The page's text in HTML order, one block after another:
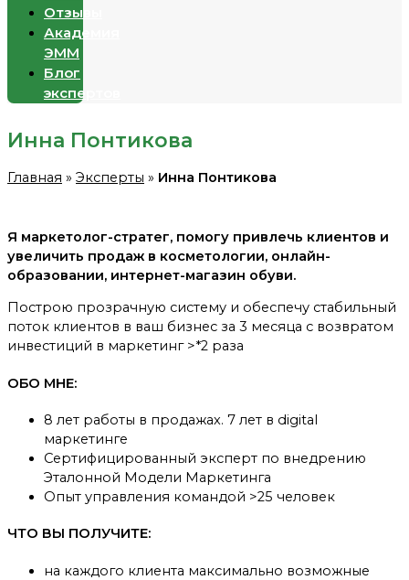
Отзывы
Академия
ЭММ
Блог
экспертов
Инна Понтикова
Главная » Эксперты » Инна Понтикова
Я маркетолог-стратег, помогу привлечь клиентов и
увеличить продаж в косметологии, онлайн-
образовании, интернет-магазин обуви.
Построю прозрачную систему и обеспечу стабильный
поток клиентов в ваш бизнес за 3 месяца с возвратом
инвестиций в маркетинг >*2 раза
ОБО МНЕ:
8 лет работы в продажах. 7 лет в digital
маркетинге
Сертифицированный эксперт по внедрению
Эталонной Модели Маркетинга
Опыт управления командой >25 человек
ЧТО ВЫ ПОЛУЧИТЕ:
на каждого клиента максимально возможные